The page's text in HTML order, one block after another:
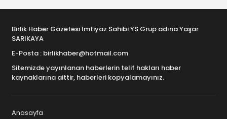
Birlik Haber Gazetesi İmtiyaz Sahibi YS Grup adına Yaşar
SARIKAYA
E-Posta : birlikhaber@hotmail.com
Sitemizde yayınlanan haberlerin telif hakları haber
kaynaklarına aittir, haberleri kopyalamayınız.
Anasayfa